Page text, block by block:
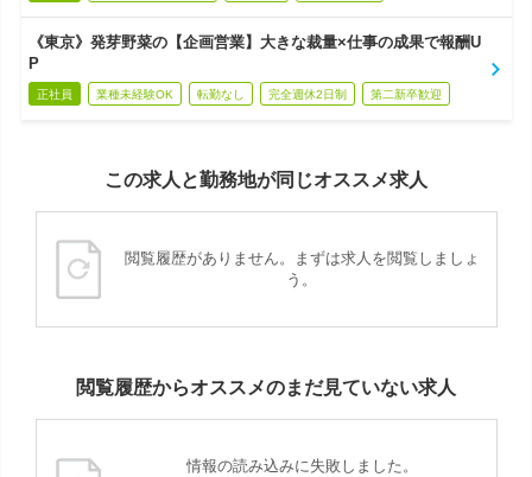
《東京》発芽野菜の【企画営業】大きな裁量×仕事の成果で報酬U
P
正社員 業種未経験OK 転勤なし 完全週休2日制 第二新卒歓迎
この求人と勤務地が同じオススメ求人
閲覧履歴がありません。まずは求人を閲覧しましょ
う。
閲覧履歴からオススメのまだ見ていない求人
情報の読み込みに失敗しました。